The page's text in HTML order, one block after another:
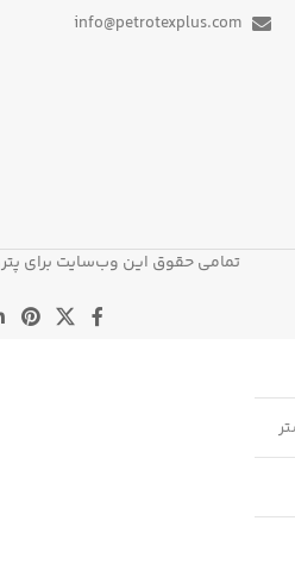
info@petrotexplus.com
تمامی حقوق این وب‌سایت برای